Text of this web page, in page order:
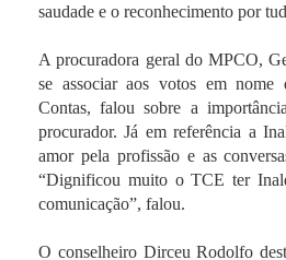
saudade e o reconhecimento por
A procuradora geral do MPCO,
se associar aos votos em
Contas, falou sobre a
procurador. Já em referência a
amor pela profissão e as
“Dignificou muito o TCE ter
comunicação”, falou.
O conselheiro Dirceu Rodolfo